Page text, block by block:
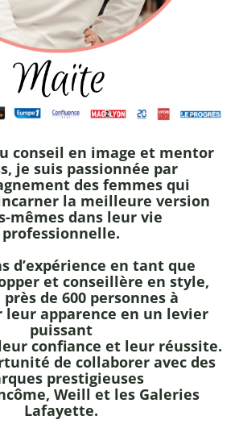
conseil en image et mentor
, je suis passionnée par
des femmes qui
la meilleure version
mêmes dans leur vie
professionnelle.
d’expérience en tant que
et conseillère en style,
près de 600 personnesà
apparence en un levier
puissant
confiance et leur réussite.
de collaborer avec des
prestigieuses
Weill et les Galeries
Lafayette.